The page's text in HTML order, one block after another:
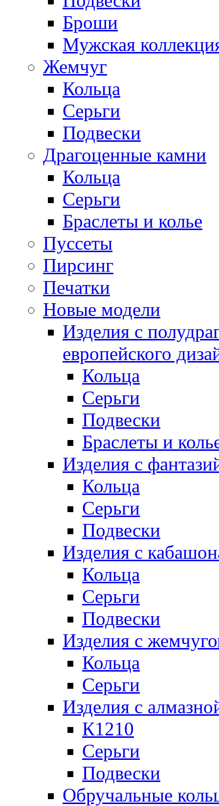
Броши
Мужская
Жемчуг
Кольца
Серьги
Подвески
Драгоценные камни
Кольца
Серьги
Браслеты и колье
Пуссеты
Пирсинг
Печатки
Новые модели
Изделия с
европейского
Кольца
Серьги
Подвески
Браслеты и
Изделия с
Кольца
Серьги
Подвески
Изделия с
Кольца
Серьги
Подвески
Изделия с
Кольца
Серьги
Изделия с
К1210
Серьги
Подвески
Обручальные